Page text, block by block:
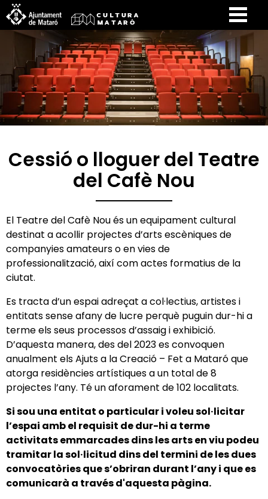
Cessió o lloguer del Teatre
del Cafè Nou
El Teatre del Cafè Nou és un equipament cultural
destinat a acollir projectes d’arts escèniques de
companyies amateurs o en vies de
professionalització, així com actes formatius de la
ciutat.
Es tracta d’un espai adreçat a col·lectius, artistes i
entitats sense afany de lucre perquè puguin dur-hi a
terme els seus processos d’assaig i exhibició.
D’aquesta manera, des del 2023 es convoquen
anualment els Ajuts a la Creació – Fet a Mataró que
atorga residències artístiques a un total de 8
projectes l’any. Té un aforament de 102 localitats.
Si sou una entitat o particular i voleu sol·licitar
l’espai amb el requisit de dur-hi a terme
activitats emmarcades dins les arts en viu podeu
tramitar la sol·licitud dins del termini de les dues
convocatòries que s’obriran durant l’any i que es
comunicarà a través d'aquesta pàgina.